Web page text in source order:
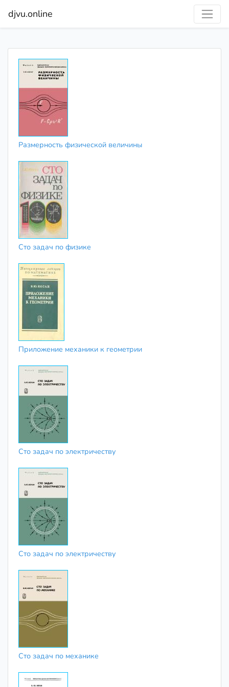
djvu.online
Размерность физической величины
Сто задач по физике
Приложение механики к геометрии
Сто задач по электричеству
Сто задач по электричеству
Сто задач по механике